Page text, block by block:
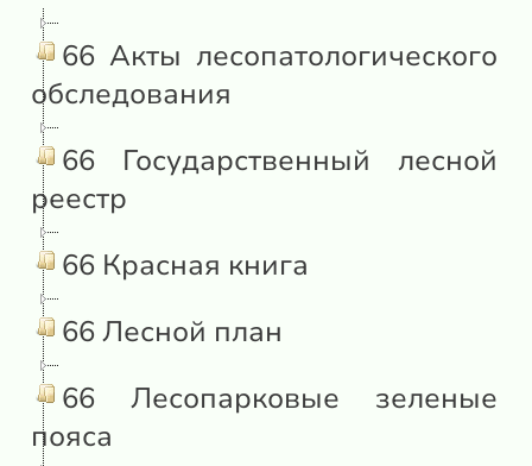
66 Акты лесопатологического
обследования
66 Государственный лесной
реестр
66 Красная книга
66 Лесной план
66 Лесопарковые зеленые
пояса